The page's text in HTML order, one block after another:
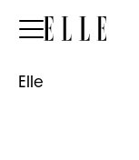
Elle
Elle